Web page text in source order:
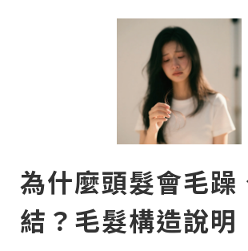
為什麼頭髮會毛躁
結？毛髮構造說明